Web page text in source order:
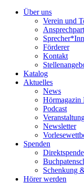
Über uns
Verein und
Förderer
Kontakt
Katalog
Aktuelles
News
Hörmagazin
Podcast
Newsletter
Spenden
Direktspende
Schenkung
Hörer werden